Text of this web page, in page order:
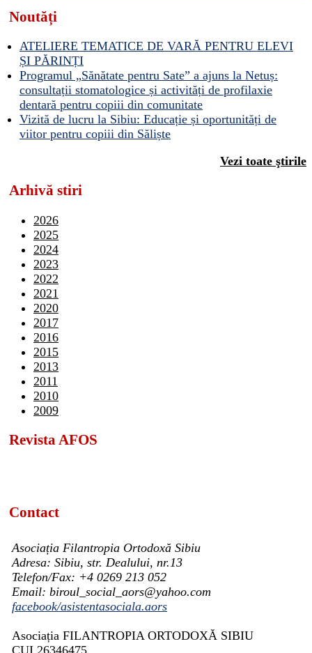
Noutăți
ATELIERE TEMATICE DE VARĂ PENTRU ELEVI
ȘI PĂRINȚI
Programul „Sănătate pentru Sate” a ajuns la Netuș:
consultații stomatologice și activități de profilaxie
dentară pentru copiii din comunitate
Vizită de lucru la Sibiu: Educație și oportunități de
viitor pentru copiii din Săliște
Vezi toate ştirile
Arhivă stiri
2026
2025
2024
2023
2022
2021
2020
2017
2016
2015
2013
2011
2010
2009
Revista AFOS
Contact
Asociația Filantropia Ortodoxă Sibiu
Adresa: Sibiu, str. Dealului, nr.13
Telefon/Fax: +4 0269 213 052
Email: biroul_social_aors@yahoo.com
facebook/asistentasociala.aors
Asociația FILANTROPIA ORTODOXĂ SIBIU